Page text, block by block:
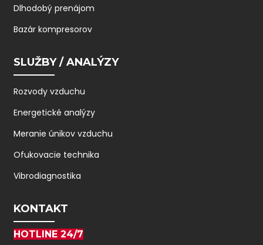
Dlhodobý prenájom
Bazár kompresorov
SLUŽBY / ANALÝZY
Rozvody vzduchu
Energetické analýzy
Meranie únikov vzduchu
Ofukovacie technika
Vibrodiagnostika
KONTAKT
HOTLINE 24/7